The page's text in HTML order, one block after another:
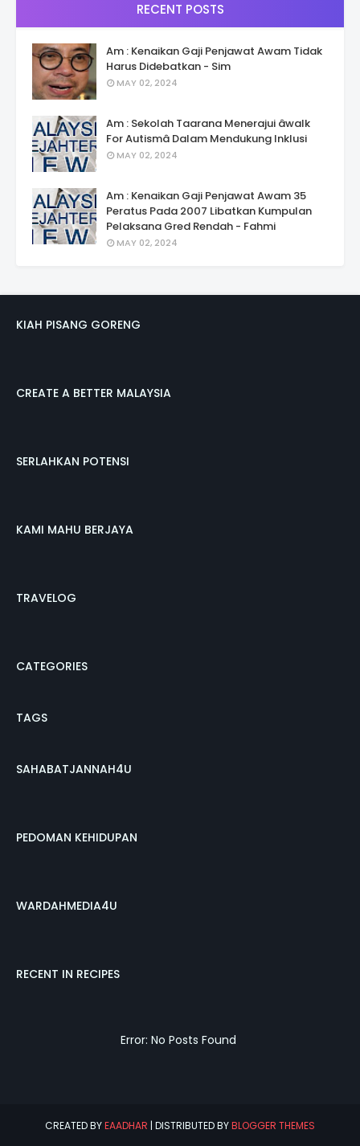
RECENT POSTS
Am : Kenaikan Gaji Penjawat Awam Tidak
Harus Didebatkan - Sim
MAY 02, 2024
Am : Sekolah Taarana Menerajui âwalk
For Autismâ Dalam Mendukung Inklusi
MAY 02, 2024
Am : Kenaikan Gaji Penjawat Awam 35
Peratus Pada 2007 Libatkan Kumpulan
Pelaksana Gred Rendah - Fahmi
MAY 02, 2024
KIAH PISANG GORENG
CREATE A BETTER MALAYSIA
SERLAHKAN POTENSI
KAMI MAHU BERJAYA
TRAVELOG
CATEGORIES
TAGS
SAHABATJANNAH4U
PEDOMAN KEHIDUPAN
WARDAHMEDIA4U
RECENT IN RECIPES
Error: No Posts Found
CREATED BYEAADHAR | DISTRIBUTED BYBLOGGER THEMES